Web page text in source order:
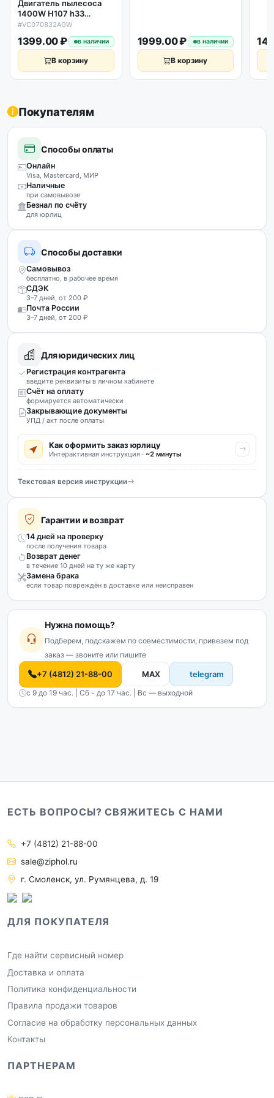
Двигатель пылесоса
1400W H107 h33
D135/138
VC070832AGW
#VC070832AGW
1399.00 ₽ в наличии
В корзину
1999.00 ₽ в наличии
В корзину
Покупателям
Способы оплаты
Онлайн
Visa, Mastercard, МИР
Наличные
при самовывозе
Безнал по счёту
для юрлиц
Способы доставки
Самовывоз
бесплатно, в рабочее время
СДЭК
3–7 дней, от 200 ₽
Почта России
3–7 дней, от 200 ₽
Для юридических лиц
Регистрация контрагента
введите реквизиты в личном кабинете
Счёт на оплату
формируется автоматически
Закрывающие документы
УПД / акт после оплаты
Как оформить заказ юрлицу
Интерактивная инструкция · ~2 минуты
Текстовая версия инструкции
Гарантии и возврат
14 дней на проверку
после получения товара
Возврат денег
в течение 10 дней на ту же карту
Замена брака
если товар повреждён в доставке или неисправен
Нужна помощь?
Подберем, подскажем по совместимости, привезем под
заказ — звоните или пишите
+7 (4812) 21-88-00 MAX telegram
с 9 до 19 час. | Сб - до 17 час. | Вс — выходной
ЕСТЬ ВОПРОСЫ? СВЯЖИТЕСЬ С НАМИ
+7 (4812) 21-88-00
sale@ziphol.ru
г. Смоленск, ул. Румянцева, д. 19
ДЛЯ ПОКУПАТЕЛЯ
Где найти сервисный номер
Доставка и оплата
Политика конфиденциальности
Правила продажи товаров
Согласие на обработку персональных данных
Контакты
ПАРТНЕРАМ